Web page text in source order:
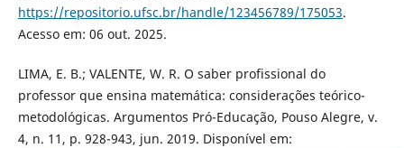
https://repositorio.ufsc.br/handle/123456789/175053.
Acesso em: 06 out. 2025.
LIMA, E. B.; VALENTE, W. R. O saber profissional do
professor que ensina matemática: considerações teórico-
metodológicas. Argumentos Pró-Educação, Pouso Alegre, v.
4, n. 11, p. 928-943, jun. 2019. Disponível em: